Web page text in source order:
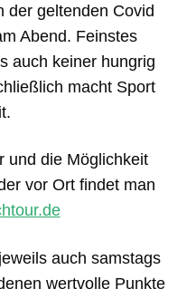
der geltenden Covid
Abend. Feinstes
auch keiner hungrig
macht Sport
und die Möglichkeit
vor Ort findet man
auch samstags
wertvolle Punkte